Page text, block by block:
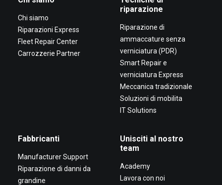
Chi siamo
Riparazioni Express
Fleet Repair Center
Carrozzerie Partner
riparazione
Riparazione di
ammaccature senza
verniciatura (PDR)
Smart Repair e
verniciatura Express
Meccanica tradizionale
Soluzioni di mobilita
IT Solutions
Fabbricanti
Manufacturer Support
Riparazione di danni da
grandine
Unisciti al nostro
team
Academy
Lavora con noi